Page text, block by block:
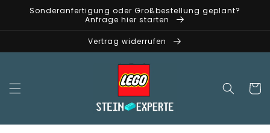
zumSonderanfertigung oder Großbestellung geplant?
Anfrage hier starten
Vertrag widerrufen